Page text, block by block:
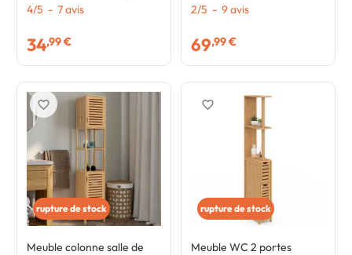
30 x 30 x 80 cm
4/5 - 7avis
34,99 €
paniers à linge amovibles 1
2/5 - 9avis
69,99 €
rupture de stock
Meuble colonne salle de
favorite_border
rupture de stock
Meuble WC 2 portes
favorite_border